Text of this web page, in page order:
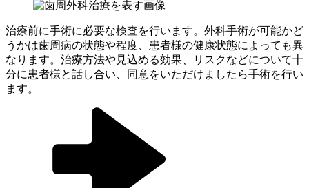
治療前に手術に必要な検査を行います。外科手術が可能かど
うかは歯周病の状態や程度、患者様の健康状態によっても異
なります。治療方法や見込める効果、リスクなどについて十
分に患者様と話し合い、同意をいただけましたら手術を行い
ます。